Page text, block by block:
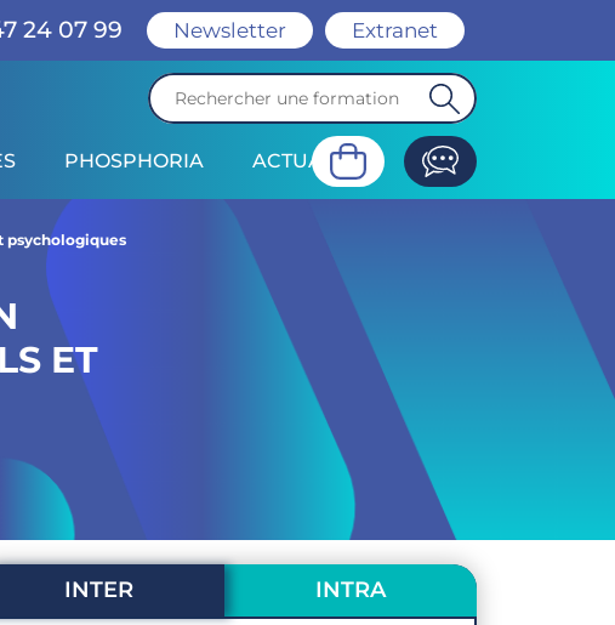
24 07 99 Newsletter Extranet
PHOSPHORIA ACTUALITÉ
d'évaluation
psychologiques
ET
INTER INTRA